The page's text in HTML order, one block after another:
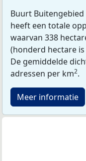
Buurt
heeft een totale
waarvan 338
(honderd hectare
De gemiddelde
adressen per km2.
Meer informatie